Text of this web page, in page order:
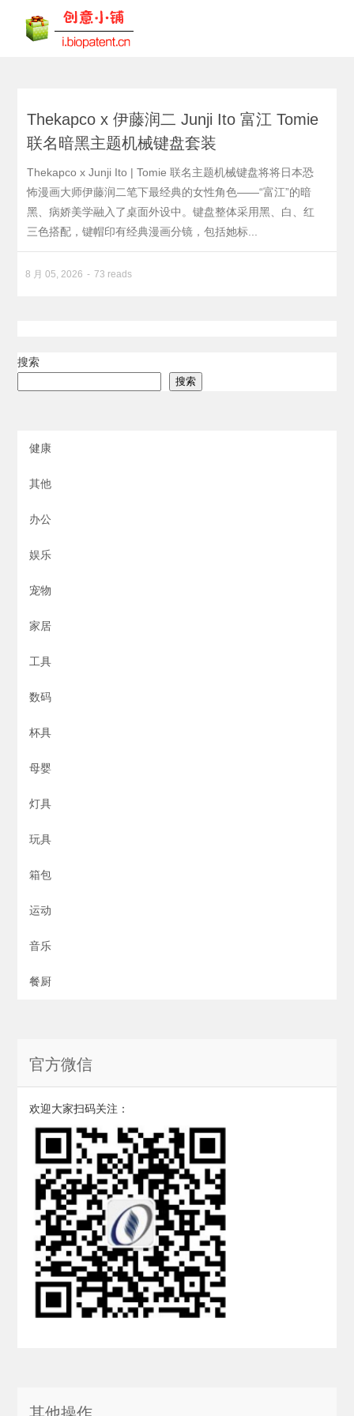
Thekapco x 伊藤润二 Junji Ito 富江 Tomie
联名暗黑主题机械键盘套装
Thekapco x Junji Ito | Tomie 联名主题机械键盘将将日本恐
怖漫画大师伊藤润二笔下最经典的女性角色——“富江”的暗
黑、病娇美学融入了桌面外设中。键盘整体采用黑、白、红
三色搭配，键帽印有经典漫画分镜，包括她标...
8 月 05, 2026 73 reads
搜索
搜索
健康
其他
办公
娱乐
宠物
家居
工具
数码
杯具
母婴
灯具
玩具
箱包
运动
音乐
餐厨
官方微信
欢迎大家扫码关注：